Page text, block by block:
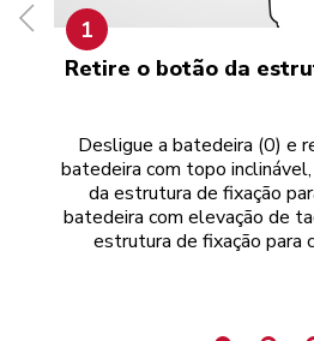
1
Retire o botão da
Desligue a batedeira (0) e
batedeira com topo
da estrutura de fixação
batedeira com elevação de
estrutura de fixação para